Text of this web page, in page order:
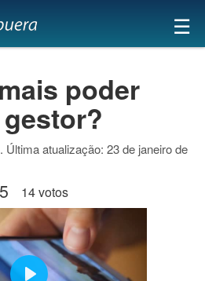
×
☰
poder
Última atualização: 23 de janeiro de
14 votos